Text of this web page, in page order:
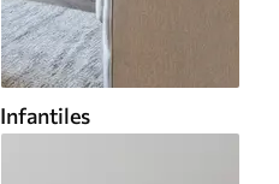
Infantiles